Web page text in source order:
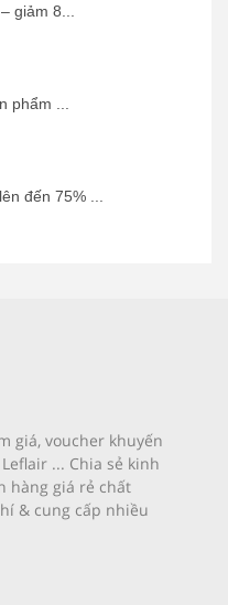
giảm 8...
phẩm ...
đến 75% ...
giá, voucher khuyến
... Chia sẻ kinh
hàng giá rẻ chất
& cung cấp nhiều